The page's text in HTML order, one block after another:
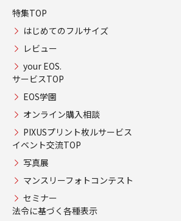
特集TOP
はじめてのフルサイズ
レビュー
your EOS.
サービスTOP
EOS学園
オンライン購入相談
PIXUSプリント枚ルサービス
イベント交流TOP
写真展
マンスリーフォトコンテスト
セミナー
法令に基づく各種表示